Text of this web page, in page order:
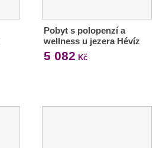
Pobyt s polopenzí a
wellness u jezera Hévíz
5 082 Kč